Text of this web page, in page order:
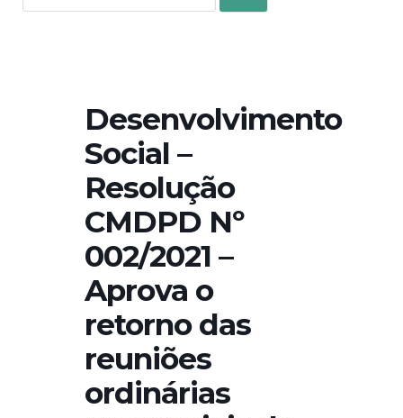
for:
Desenvolvimento
Social –
Resolução
CMDPD Nº
002/2021 –
Aprova o
retorno das
reuniões
ordinárias